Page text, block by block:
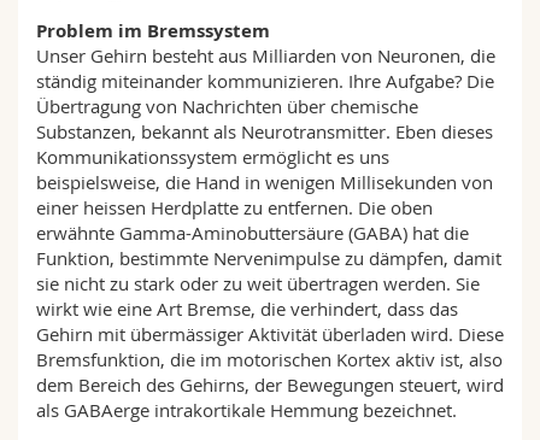
Problem im Bremssystem
Unser Gehirn besteht aus Milliarden von Neuronen, die
ständig miteinander kommunizieren. Ihre Aufgabe? Die
Übertragung von Nachrichten über chemische
Substanzen, bekannt als Neurotransmitter. Eben dieses
Kommunikationssystem ermöglicht es uns
beispielsweise, die Hand in wenigen Millisekunden von
einer heissen Herdplatte zu entfernen. Die oben
erwähnte Gamma-Aminobuttersäure (GABA) hat die
Funktion, bestimmte Nervenimpulse zu dämpfen, damit
sie nicht zu stark oder zu weit übertragen werden. Sie
wirkt wie eine Art Bremse, die verhindert, dass das
Gehirn mit übermässiger Aktivität überladen wird. Diese
Bremsfunktion, die im motorischen Kortex aktiv ist, also
dem Bereich des Gehirns, der Bewegungen steuert, wird
als GABAerge intrakortikale Hemmung bezeichnet.